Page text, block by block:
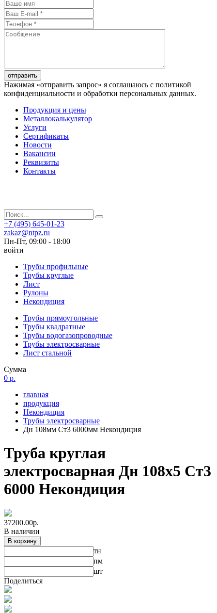
отправить
Нажимая «отправить запрос» я соглашаюсь с политикой
конфиденциальности и обработки персональных данных.
Продукция и цены
Металлокалькулятор
Услуги
Сертификаты
Новости
Вакансии
Реквизиты
Контакты
+7 (495) 645-01-23
zakaz@ntpz.ru
Пн-Пт, 09:00 - 18:00
войти
Трубы профильные
Трубы круглые
Лист
Рулоны
Некондиция
Трубы прямоугольные
Трубы квадратные
Трубы водогазопроводные
Трубы электросварные
Лист стальной
Сумма
0 р.
главная
продукция
Некондиция
Трубы электросварные
Дн 108мм Ст3 6000мм Некондиция
Труба круглая
электросварная Дн 108х5 Ст3
6000 Некондиция
37200.00р.
В наличии
В корзину
тн
пм
шт
Поделиться